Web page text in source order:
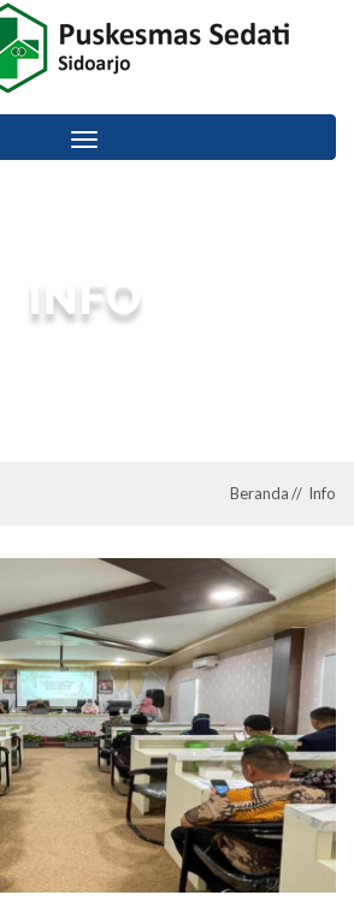
Toggle
navigation
INFO
Beranda Info